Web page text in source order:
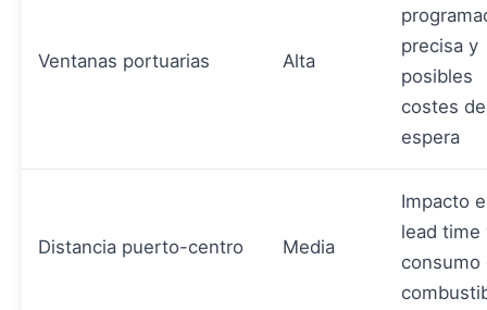
Ventanas portuarias Alta
precisa y
posibles
costes de
espera
Distancia puerto-centro Media
Impacto
lead time
consumo